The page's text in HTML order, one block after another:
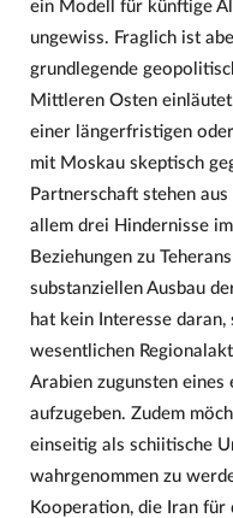
ein Modell für künftige
ungewiss. Fraglich ist
grundlegende
Mittleren Osten
einer längerfristigen
mit Moskau skeptisch
Partnerschaft stehen
allem drei Hindernisse
Beziehungen zu
substanziellen Ausbau
hat kein Interesse
wesentlichen
Arabien zugunsten eines
aufzugeben. Zudem
einseitig als schiitische
wahrgenommen zu
Kooperation, die Iran für